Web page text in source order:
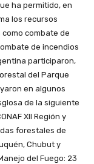
ha permitido, en
los recursos
combate de
de incendios
participaron,
del Parque
en algunos
de la siguiente
XII Región y
forestales de
Chubut y
del Fuego: 23